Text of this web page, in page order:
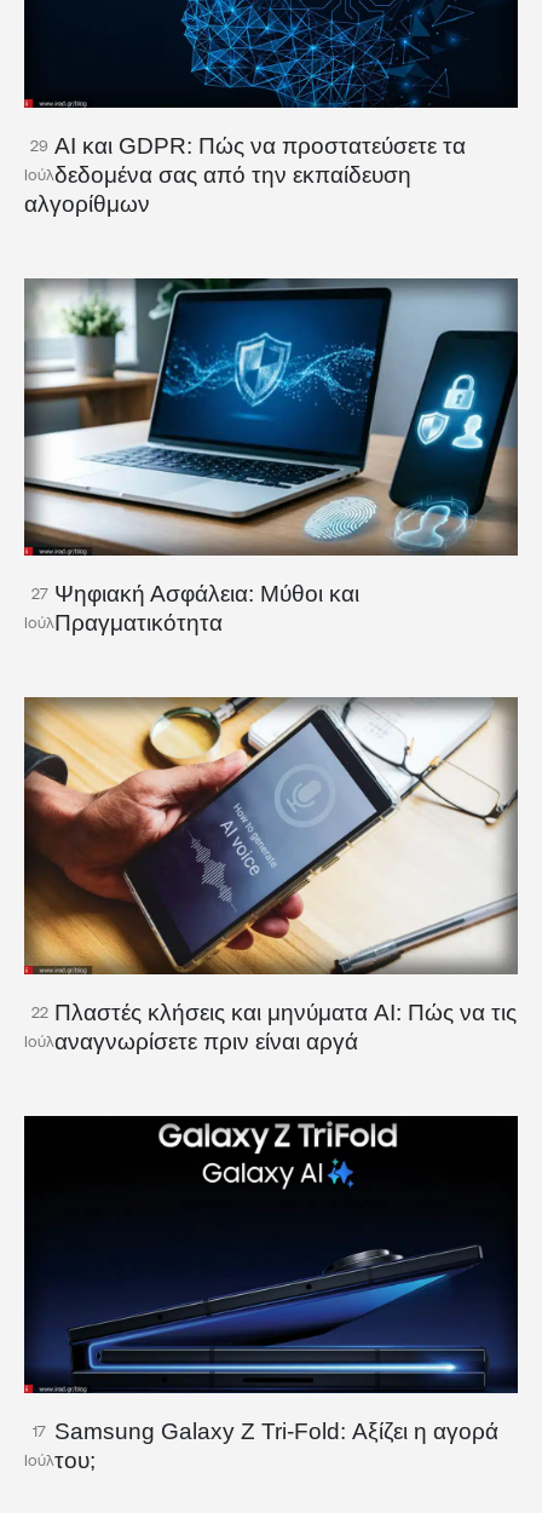
29
Ιούλ
AI και GDPR: Πώς να προστατεύσετε τα
δεδομένα σας από την εκπαίδευση
αλγορίθμων
27
Ιούλ
Ψηφιακή Ασφάλεια: Μύθοι και
Πραγματικότητα
22
Ιούλ
Πλαστές κλήσεις και μηνύματα AI: Πώς να τις
αναγνωρίσετε πριν είναι αργά
17
Ιούλ
Samsung Galaxy Z Tri-Fold: Αξίζει η αγορά
του;